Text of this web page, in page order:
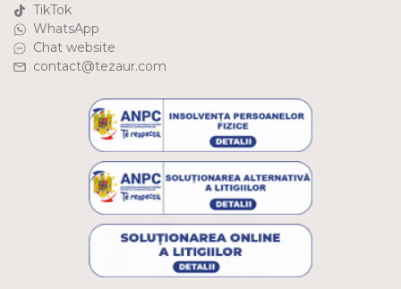
TikTok
WhatsApp
Chat website
contact@tezaur.com